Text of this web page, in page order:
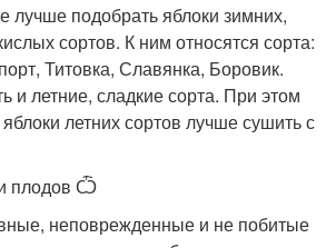
лучше подобрать яблоки зимних,
сортов. К ним относятся сорта:
Титовка, Славянка, Боровик.
и летние, сладкие сорта. При этом
летних сортов лучше сушить с
плодов Ѽ
неповрежденные и не побитые